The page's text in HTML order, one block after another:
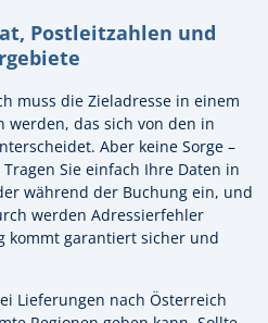
Postleitzahlen und
muss die Zieladresse in einem
werden, das sich von den in
Aber keine Sorge –
Sie einfach Ihre Daten in
während der Buchung ein, und
werden Adressierfehler
kommt garantiert sicher und
Lieferungen nach Österreich